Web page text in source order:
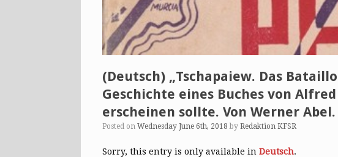
(Deutsch) „Tschapaiew. Das
Geschichte eines Buches von
erscheinen sollte. Von Werner
Posted on Wednesday June 6th, 2018 by Redaktion KFSR
Sorry, this entry is only available in Deutsch.